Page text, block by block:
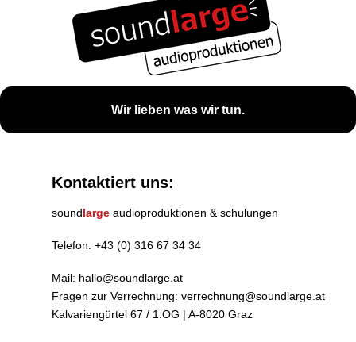
Wir lieben was wir tun.
Kontaktiert uns:
soundlarge audioproduktionen & schulungen
Telefon: +43 (0) 316 67 34 34
Mail: hallo@soundlarge.at
Fragen zur Verrechnung: verrechnung@soundlarge.at
Kalvariengürtel 67 / 1.OG | A-8020 Graz